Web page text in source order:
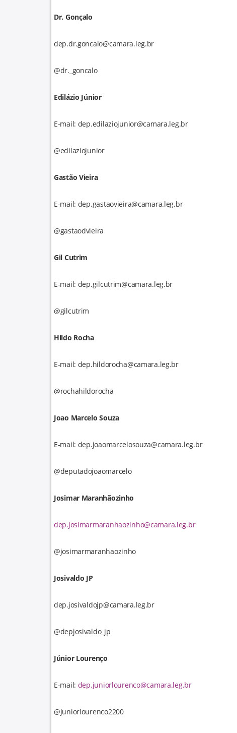
Dr. Gonçalo
dep.dr.goncalo@camara.leg.br
@dr._goncalo
Edilázio Júnior
E-mail: dep.edilaziojunior@camara.leg.br
@edilaziojunior
Gastão Vieira
E-mail: dep.gastaovieira@camara.leg.br
@gastaodvieira
Gil Cutrim
E-mail: dep.gilcutrim@camara.leg.br
@gilcutrim
Hildo Rocha
E-mail: dep.hildorocha@camara.leg.br
@rochahildorocha
Joao Marcelo Souza
E-mail: dep.joaomarcelosouza@camara.leg.br
@deputadojoaomarcelo
Josimar Maranhãozinho
dep.josimarmaranhaozinho@camara.leg.br
@josimarmaranhaozinho
Josivaldo JP
dep.josivaldojp@camara.leg.br
@depjosivaldo_jp
Júnior Lourenço
E-mail: dep.juniorlourenco@camara.leg.br
@juniorlourenco2200